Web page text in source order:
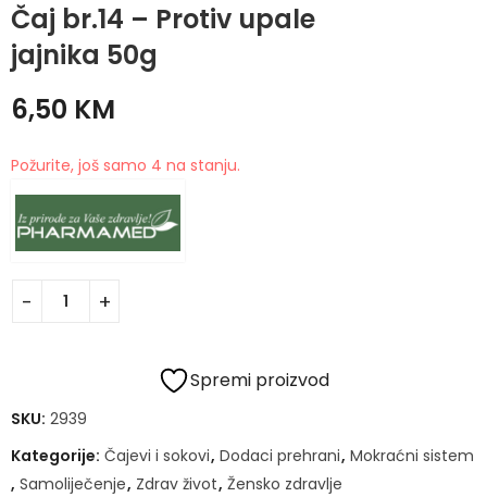
Čaj br.14 – Protiv upale
jajnika 50g
Advancis
6,50 KM
Požurite, još samo 4 na stanju.
Spremi proizvod
SKU: 2939
Kategorije: Čajevi i sokovi, Dodaci prehrani, Mokraćni sistem
, Samoliječenje, Zdrav život, Žensko zdravlje